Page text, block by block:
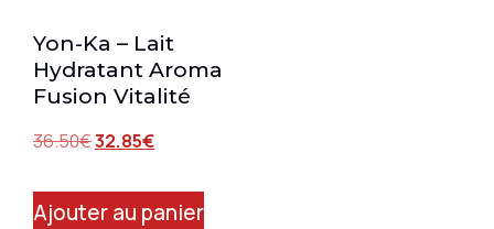
Yon-Ka – Lait
Hydratant Aroma
Fusion Vitalité
36.50€32.85€
Ajouter au panier